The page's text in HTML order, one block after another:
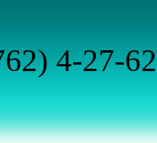
4-27-62